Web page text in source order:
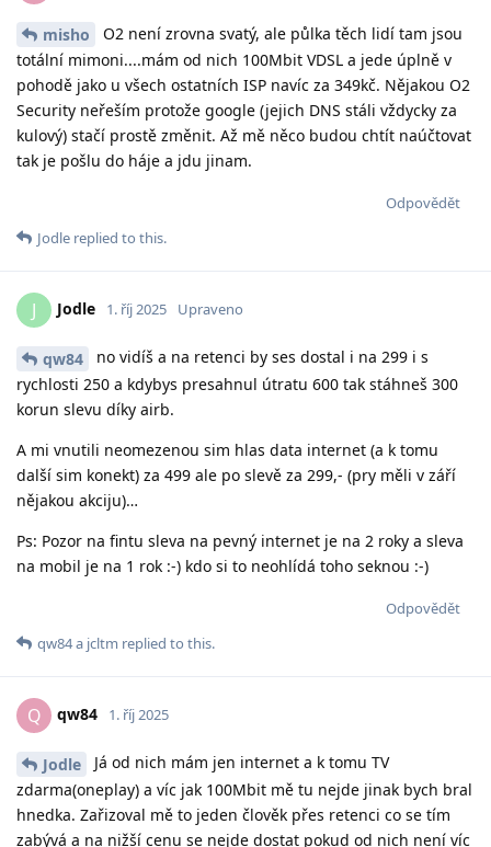
misho
O2 není zrovna svatý, ale půlka těch lidí tam jsou
totální mimoni....mám od nich 100Mbit VDSL a jede úplně v
pohodě jako u všech ostatních ISP navíc za 349kč. Nějakou O2
Security neřeším protože google (jejich DNS stáli vždycky za
kulový) stačí prostě změnit. Až mě něco budou chtít naúčtovat
tak je pošlu do háje a jdu jinam.
Odpovědět
Jodle replied to this.
J Jodle 1. říj 2025 Upraveno
qw84
no vidíš a na retenci by ses dostal i na 299 i s
rychlosti 250 a kdybys presahnul útratu 600 tak stáhneš 300
korun slevu díky airb.
A mi vnutili neomezenou sim hlas data internet (a k tomu
další sim konekt) za 499 ale po slevě za 299,- (pry měli v září
nějakou akciju)…
Ps: Pozor na fintu sleva na pevný internet je na 2 roky a sleva
na mobil je na 1 rok :-) kdo si to neohlídá toho seknou :-)
Odpovědět
qw84a jcltm replied to this.
Q qw84 1. říj 2025
Jodle
Já od nich mám jen internet a k tomu TV
zdarma(oneplay) a víc jak 100Mbit mě tu nejde jinak bych bral
hnedka. Zařizoval mě to jeden člověk přes retenci co se tím
zabývá a na nižší cenu se nejde dostat pokud od nich není víc